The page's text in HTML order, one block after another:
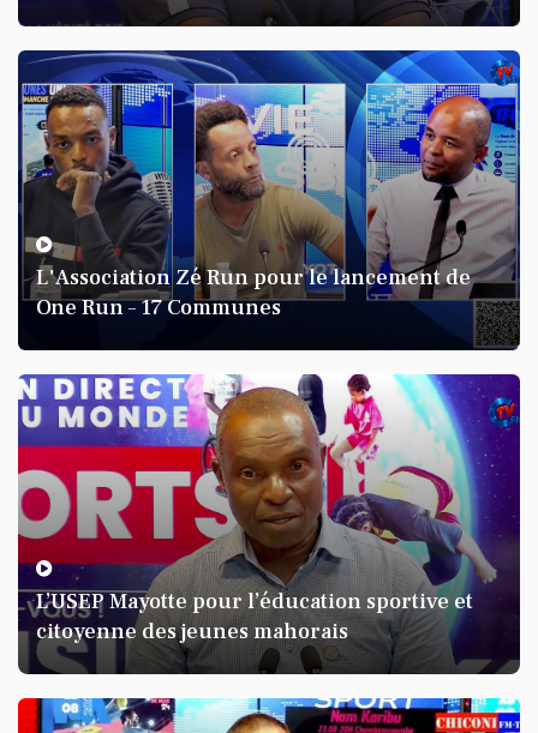
L'Association Zé Run pour le lancement de
One Run – 17 Communes
L’USEP Mayotte pour l’éducation sportive et
citoyenne des jeunes mahorais